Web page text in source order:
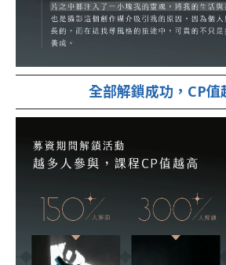
全部解鎖成功，CP值